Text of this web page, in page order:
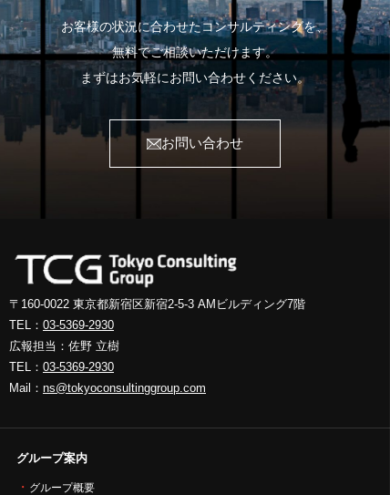
お客様の状況に合わせたコンサルティングを、
無料でご相談いただけます。
まずはお気軽にお問い合わせください。
お問い合わせ
〒160-0022 東京都新宿区新宿2-5-3 AMビルディング7階
TEL： 03-5369-2930
広報担当：佐野 立樹
TEL： 03-5369-2930
Mail： ns@tokyoconsultinggroup.com
グループ案内
グループ概要